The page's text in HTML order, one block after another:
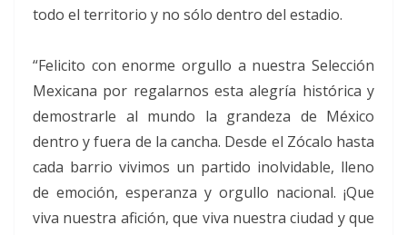
todo el territorio y no sólo dentro del estadio.
“Felicito con enorme orgullo a nuestra Selección
Mexicana por regalarnos esta alegría histórica y
demostrarle al mundo la grandeza de México
dentro y fuera de la cancha. Desde el Zócalo hasta
cada barrio vivimos un partido inolvidable, lleno
de emoción, esperanza y orgullo nacional. ¡Que
viva nuestra afición, que viva nuestra ciudad y que